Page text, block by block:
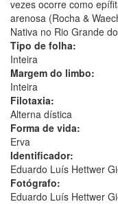
vezes ocorre como
arenosa (Rocha &
Nativa no Rio Grande
Tipo de folha:
Inteira
Margem do limbo:
Inteira
Filotaxia:
Alterna dística
Forma de vida:
Erva
Identificador:
Eduardo Luís Hettwer
Fotógrafo:
Eduardo Luís Hettwer